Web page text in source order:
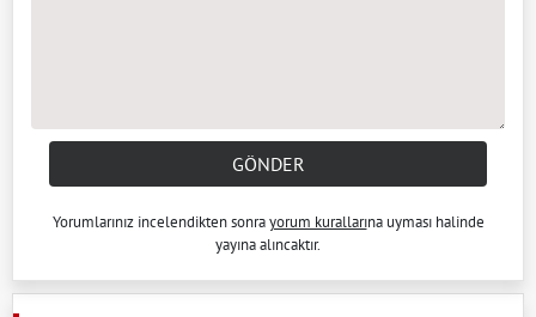
GÖNDER
Yorumlarınız incelendikten sonrayorum kurallarına uyması halinde
yayına alıncaktır.